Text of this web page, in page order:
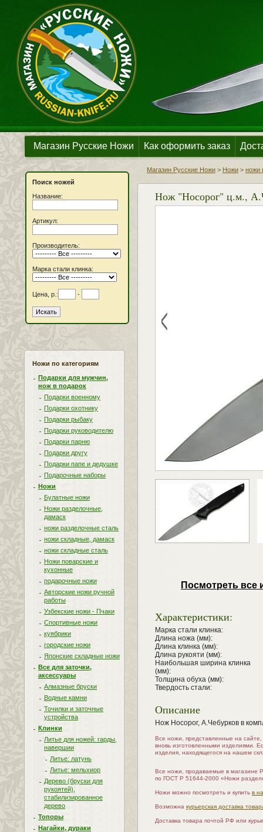
Магазин Русские Ножи Как оформить заказ
Поиск ножей
Название:
Артикул:
Производитель:
Марка стали клинка:
Цена, р.: -
Ножи по категориям
Подарки для мужчин,
нож в подарок
Подарки военному
Подарки охотнику
Подарки рыбаку
Подарки руководителю
Подарки парню
Подарки другу
Подарки папе и дедушке
Подарочные наборы
Ножи
Булатные ножи
Ножи разделочные,
дамаск
ножи разделочные сталь
ножи складные, дамаск
ножи складные сталь
Ножи поварские и
кухонные
подарочные ножи
Авторские ножи ручной
работы
Узбекские ножи - Пчаки
Спортивные ножи
куябрики
городские ножи
Японские складные ножи
Все для заточки,
аксессуары
Алмазные бруски
Водные камни
Точилки и заточные
устройства
Клинки
Литье для ножей: гарды,
навершии
Литье: латунь
Литье: мельхиор
Дерево (бруски для
рукоятей),
стабилизированное
дерево
Топоры
Нагайки, дураки
Магазин Русские Ножи > Ножи > ножи
Нож "Носорог" ц.м.,
<
Посмотреть все
Характеристики:
Марка стали клинка:
Длина ножа (мм):
Длина клинка (мм):
Длина рукояти (мм):
Наибольшая ширина клинка
(мм):
Толщина обуха (мм):
Твердость стали:
Описание
Нож Носорог, А.Чебурков в
Все ножи, представленные на
вновь изготовленными изделиями.
изделия, находящегося на нашем
Все ножи, продаваемые в магазине
по ГОСТ Р 51644-2000 «Ножи
Ножи можно посмотреть и купить в
Возможна курьерская доставка
Доставка товара почтой РФ или